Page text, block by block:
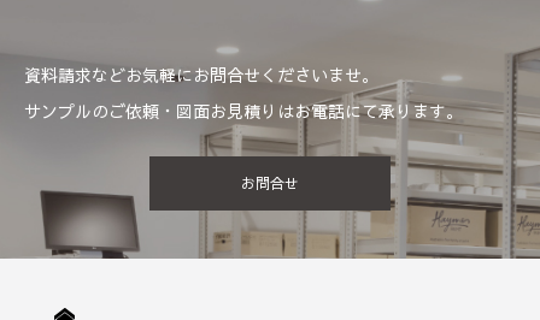
資料請求などお気軽にお問合せくださいませ。
サンプルのご依頼・図面お見積りはお電話にて承ります。
お問合せ